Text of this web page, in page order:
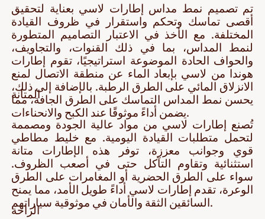
تم تصميم نمط مداس إطارات لاسي بعناية لتحقيق
أقصى تماسك وتحكم واستقرار في ظروف القيادة
المختلفة. مع الأخذ في الاعتبار التصاميم المتطورة
لنمط المداس، بما في ذلك القنوات، والتجاويف،
والحواف الحادة الموضوعة استراتيجيًا، تقوم إطارات
هوندا من لاسي بإبعاد الماء عن منطقة الاتصال لمنع
الانزلاق المائي على الطرق الرطبة. بالإضافة إلى ذلك،
يحسن نمط المداس التماسك على الطرق الجافة، مما
يضمن أداءً موثوقًا عند الكبح والانحناءات.
المتانة
تُصنع إطارات لاسي من مواد عالية الجودة ومصممة
لتحمل متطلبات القيادة اليومية. مع خليط مطاطي
قوي وجوانب معززة، توفر هذه الإطارات متانة
استثنائية وتقاوم التآكل حتى في أصعب الظروف.
سواء على الطرق الحضرية أو المغامرات على الطرق
الوعرة، تقدم إطارات لاسي أداءً طويل الأمد، مما يمنح
السائقين الثقة والأمان في موثوقية سياراتهم.
الراحة